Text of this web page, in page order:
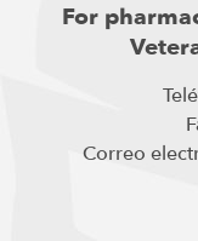
For
Correo